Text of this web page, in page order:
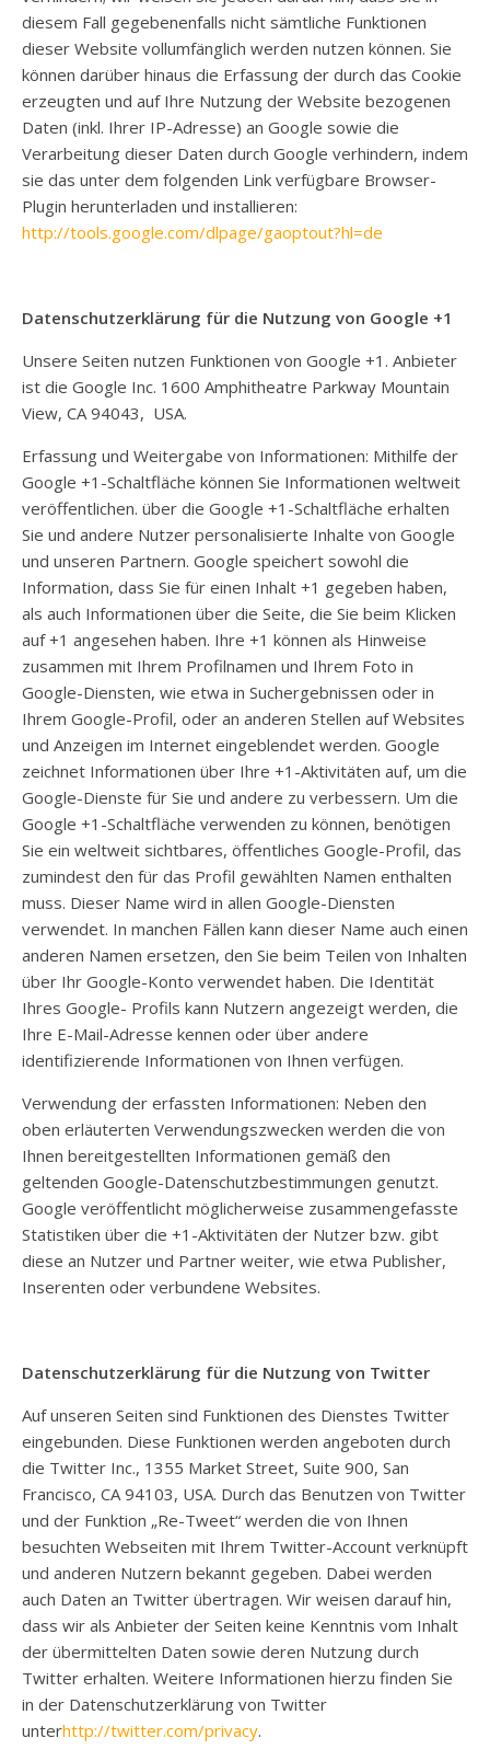
diesem Fall gegebenenfalls nicht sämtliche Funktionen
dieser Website vollumfänglich werden nutzen können. Sie
können darüber hinaus die Erfassung der durch das Cookie
erzeugten und auf Ihre Nutzung der Website bezogenen
Daten (inkl. Ihrer IP-Adresse) an Google sowie die
Verarbeitung dieser Daten durch Google verhindern, indem
sie das unter dem folgenden Link verfügbare Browser-
Plugin herunterladen und installieren:
http://tools.google.com/dlpage/gaoptout?hl=de
Datenschutzerklärung für die Nutzung von Google +1
Unsere Seiten nutzen Funktionen von Google +1. Anbieter
ist die Google Inc. 1600 Amphitheatre Parkway Mountain
View, CA 94043, USA.
Erfassung und Weitergabe von Informationen: Mithilfe der
Google +1-Schaltfläche können Sie Informationen weltweit
veröffentlichen. über die Google +1-Schaltfläche erhalten
Sie und andere Nutzer personalisierte Inhalte von Google
und unseren Partnern. Google speichert sowohl die
Information, dass Sie für einen Inhalt +1 gegeben haben,
als auch Informationen über die Seite, die Sie beim Klicken
auf +1 angesehen haben. Ihre +1 können als Hinweise
zusammen mit Ihrem Profilnamen und Ihrem Foto in
Google-Diensten, wie etwa in Suchergebnissen oder in
Ihrem Google-Profil, oder an anderen Stellen auf Websites
und Anzeigen im Internet eingeblendet werden. Google
zeichnet Informationen über Ihre +1-Aktivitäten auf, um die
Google-Dienste für Sie und andere zu verbessern. Um die
Google +1-Schaltfläche verwenden zu können, benötigen
Sie ein weltweit sichtbares, öffentliches Google-Profil, das
zumindest den für das Profil gewählten Namen enthalten
muss. Dieser Name wird in allen Google-Diensten
verwendet. In manchen Fällen kann dieser Name auch einen
anderen Namen ersetzen, den Sie beim Teilen von Inhalten
über Ihr Google-Konto verwendet haben. Die Identität
Ihres Google- Profils kann Nutzern angezeigt werden, die
Ihre E-Mail-Adresse kennen oder über andere
identifizierende Informationen von Ihnen verfügen.
Verwendung der erfassten Informationen: Neben den
oben erläuterten Verwendungszwecken werden die von
Ihnen bereitgestellten Informationen gemäß den
geltenden Google-Datenschutzbestimmungen genutzt.
Google veröffentlicht möglicherweise zusammengefasste
Statistiken über die +1-Aktivitäten der Nutzer bzw. gibt
diese an Nutzer und Partner weiter, wie etwa Publisher,
Inserenten oder verbundene Websites.
Datenschutzerklärung für die Nutzung von Twitter
Auf unseren Seiten sind Funktionen des Dienstes Twitter
eingebunden. Diese Funktionen werden angeboten durch
die Twitter Inc., 1355 Market Street, Suite 900, San
Francisco, CA 94103, USA. Durch das Benutzen von Twitter
und der Funktion „Re-Tweet“ werden die von Ihnen
besuchten Webseiten mit Ihrem Twitter-Account verknüpft
und anderen Nutzern bekannt gegeben. Dabei werden
auch Daten an Twitter übertragen. Wir weisen darauf hin,
dass wir als Anbieter der Seiten keine Kenntnis vom Inhalt
der übermittelten Daten sowie deren Nutzung durch
Twitter erhalten. Weitere Informationen hierzu finden Sie
in der Datenschutzerklärung von Twitter
unterhttp://twitter.com/privacy.